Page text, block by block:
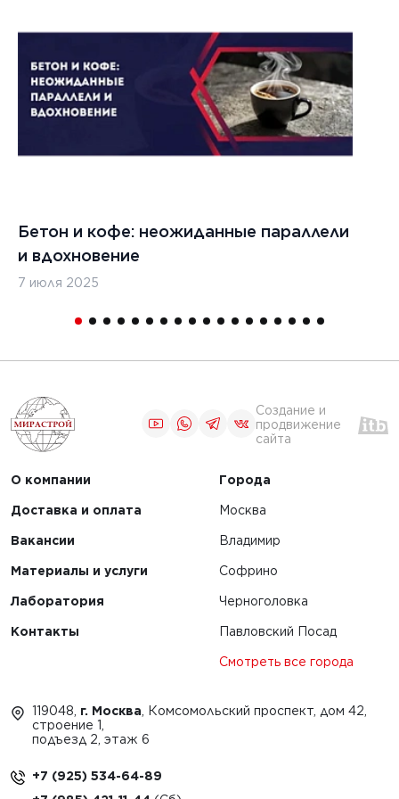
1
Бетон и кофе: неожиданные параллели
и вдохновение
7 июля 2025
Создание и
продвижение
сайта
О компании
Доставка и оплата
Вакансии
Материалы и услуги
Лаборатория
Контакты
Города
Москва
Владимир
Софрино
Черноголовка
Павловский Посад
Смотреть все города
119048, г. Москва , Комсомольский проспект, дом 42,
строение 1,
подъезд 2, этаж 6
+7 (925) 534-64-89